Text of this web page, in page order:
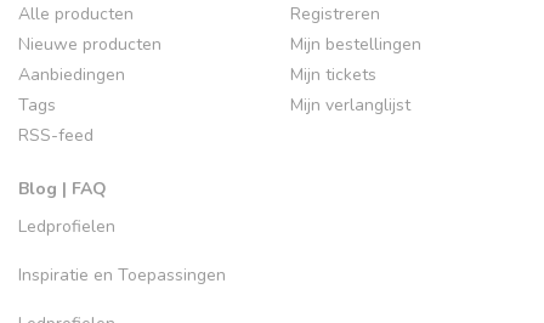
Alle producten
Nieuwe producten
Aanbiedingen
Tags
RSS-feed
Blog | FAQ
Ledprofielen
Inspiratie en Toepassingen
Registreren
Mijn bestellingen
Mijn tickets
Mijn verlanglijst